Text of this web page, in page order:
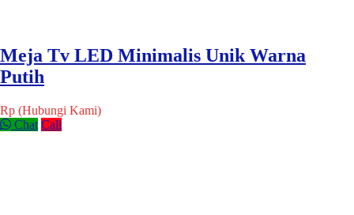
Meja Tv LED Minimalis Unik Warna
Putih
Rp (Hubungi Kami)
Chat Call